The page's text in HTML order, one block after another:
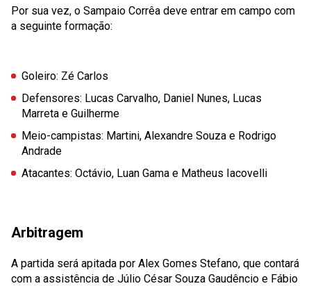
Por sua vez, o Sampaio Corrêa deve entrar em campo com
a seguinte formação:
Goleiro: Zé Carlos
Defensores: Lucas Carvalho, Daniel Nunes, Lucas
Marreta e Guilherme
Meio-campistas: Martini, Alexandre Souza e Rodrigo
Andrade
Atacantes: Octávio, Luan Gama e Matheus Iacovelli
Arbitragem
A partida será apitada por Alex Gomes Stefano, que contará
com a assistência de Júlio César Souza Gaudêncio e Fábio